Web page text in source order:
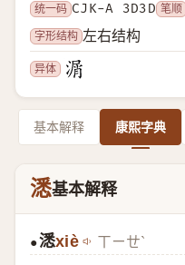
统一码 CJK-A 3D3D 笔顺
字形结构 左右结构
异体
基本解释 康熙字典
㴽基本解释
●㴽xiè ㄒㄧㄝˋ